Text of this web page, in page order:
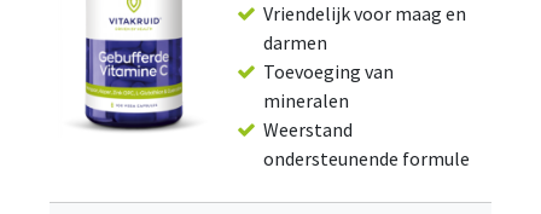
Vriendelijk voor maag en
darmen
Toevoeging van
mineralen
Weerstand
ondersteunende formule